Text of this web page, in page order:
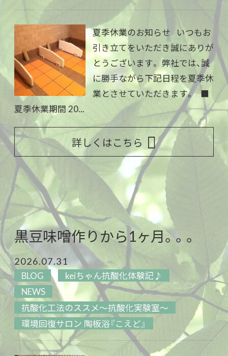
夏季休業のお知らせ いつもお
引き立てをいただき誠にありが
とうございます。 弊社では、誠
に勝手ながら下記日程を夏季休
業とさせていただきます。 ■
夏季休業期間 20...
詳しくはこちら
黒豆味噌作りから1ヶ月。。。
2026.07.31
BLOG
keiちゃん抗酸化体験記♪
NEWS
抗酸化工法のススメ～抗酸化実験室～
環境回復サロン 陶板浴『こえど』